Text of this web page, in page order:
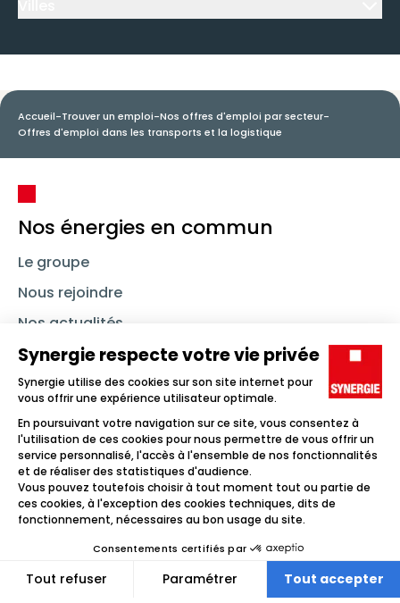
Accueil-Trouver un emploi-Nos offres d'emploi par secteur-
Offres d'emploi dans les transports et la logistique
Nos énergies en commun
Le groupe
Nous rejoindre
Nos actualités
Nous contacter
Linkedin SynergieInstagramTikTok Youtube
Trouver un emploi
Icône d'illustration
Candidats
Icône d'illustration
Icône d'illustration